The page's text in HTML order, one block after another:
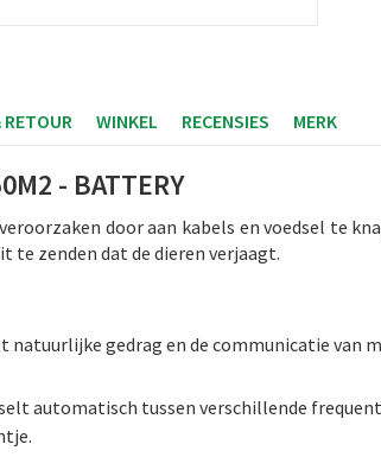
WINKEL RECENSIES MERK
- BATTERY
door aan kabels en voedsel te
te zenden dat de dieren verjaagt.
gedrag en de communicatie van
automatisch tussen verschillende